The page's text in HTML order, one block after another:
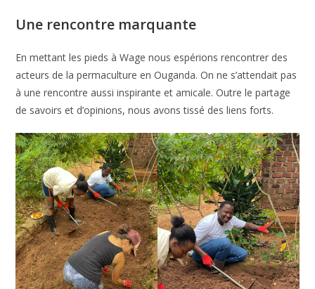
Une rencontre marquante
En mettant les pieds à Wage nous espérions rencontrer des
acteurs de la permaculture en Ouganda. On ne s’attendait pas
à une rencontre aussi inspirante et amicale. Outre le partage
de savoirs et d’opinions, nous avons tissé des liens forts.